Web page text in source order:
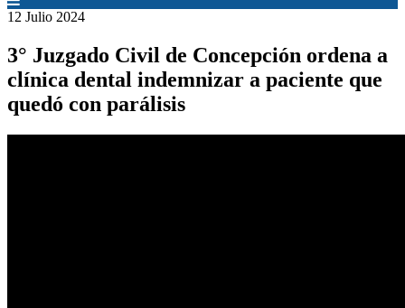
12 Julio 2024
3° Juzgado Civil de Concepción ordena a
clínica dental indemnizar a paciente que
quedó con parálisis